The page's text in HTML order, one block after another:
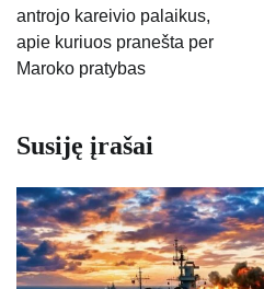
įrašų
antrojo kareivio palaikus,
apie kuriuos pranešta per
Maroko pratybas
Susiję įrašai